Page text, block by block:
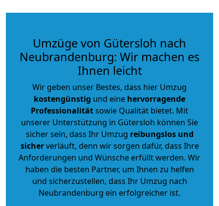
Umzüge von Gütersloh nach
Neubrandenburg: Wir machen es
Ihnen leicht
Wir geben unser Bestes, dass hier Umzug
kostengünstig und eine hervorragende
Professionalitätsowie Qualität bietet. Mit
unserer Unterstützung in Gütersloh können Sie
sicher sein, dass Ihr Umzug reibungslos und
sicherverläuft, denn wir sorgen dafür, dass Ihre
Anforderungen und Wünsche erfüllt werden. Wir
haben die besten Partner, um Ihnen zu helfen
und sicherzustellen, dass Ihr Umzug nach
Neubrandenburg ein erfolgreicher ist.